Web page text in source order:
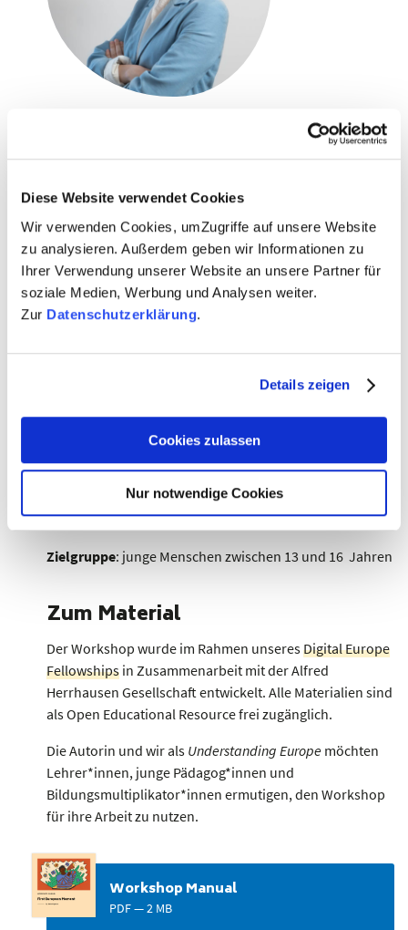
Diese Website verwendet Cookies
Wir verwenden Cookies, umZugriffe auf unsere Website
zu analysieren. Außerdem geben wir Informationen zu
Ihrer Verwendung unserer Website an unsere Partner für
soziale Medien, Werbung und Analysen weiter.
Zur Datenschutzerklärung.
Details zeigen
Cookies zulassen
Nur notwendige Cookies
Autorin
Ablauf
Zunächst diskutieren die Teilnehmenden über die
Bedeutung Europas in ihrem täglichen Leben, um dann
eine Geschichte über ein europäisches Emoji zu
erfinden. Diese Geschichten dienen später als
Social-Media-Kampagne wird dann in 4 Schritten erstellt.
Am Ende reflektieren die Teilnehmenden als Gruppe
wie sie die Bedeutung Europas in ihrem täglichen Leben
: 90 Minuten
Format: digital & vor Ort
Zielgruppe: junge Menschen zwischen 13 und 16 Jahren
Zum Material
Der Workshop wurde im Rahmen unseresDigital Europe
Fellowships in Zusammenarbeit mit der Alfred
Herrhausen Gesellschaft entwickelt. Alle Materialien sind
als Open Educational Resource frei zugänglich.
Die Autorin und wir als Understanding Europe möchten
Lehrer*innen, junge Pädagog*innen und
Bildungsmultiplikator*innen ermutigen, den Workshop
für ihre Arbeit zu nutzen.
Workshop Manual
PDF — 2 MB